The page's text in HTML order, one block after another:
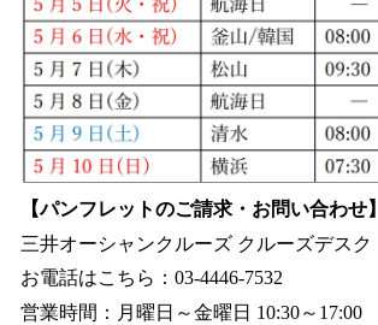
【パンフレットのご請求・お問い合わせ】
三井オーシャンクルーズ クルーズデスク
お電話はこちら：03-4446-7532
営業時間：月曜日～金曜日 10:30～17:00